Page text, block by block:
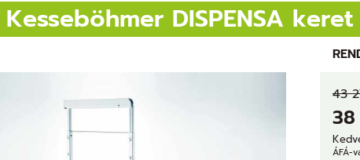
Kesseböhmer DISPENSA
43
ÁFÁ-